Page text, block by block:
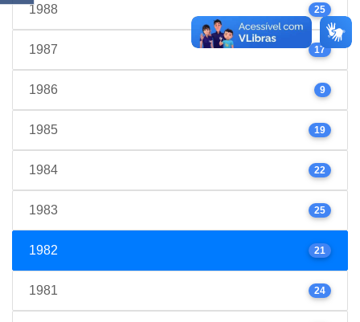
1988 25
1987 17
1986 9
1985 19
1984 22
1983 25
1982 21
1981 24